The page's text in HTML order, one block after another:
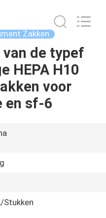
Zakken
de typef
HEPA H10
voor
en sf-6
Stukken